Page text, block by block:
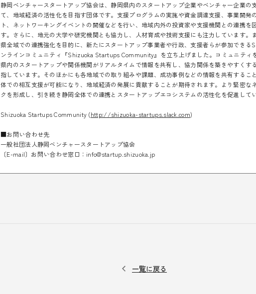
静岡ベンチャースタートアップ協会は、静岡県内のスタートアップ企業やベンチャー企業の
て、地域経済の活性化を目指す団体です。支援プログラムの実施や資金調達支援、事業開発
ト、ネットワーキングイベントの開催などを行い、地域内外の投資家や支援機関との連携を
す。さらに、地元の大学や研究機関とも協力し、人材育成や技術支援にも注力しています。
県全域での連携強化を目的に、新たにスタートアップ事業者や行政、支援者らが参加できる
ンラインコミュニティ『Shizuoka Startups Community』を立ち上げました。コミュニティ
県内のスタートアップや関係機関がリアルタイムで情報を共有し、協力関係を築きやすくす
指しています。そのほかにも各地域での取り組みや課題、成功事例などの情報を共有するこ
体での相互支援が可能になり、地域経済の発展に貢献することが期待されます。より緊密な
クを形成し、引き続き静岡全体での連携とスタートアップエコシステムの活性化を促進して
Shizuoka Startups Community (http://shizuoka-startups.slack.com)
■お問い合わせ先
一般社団法人静岡ベンチャースタートアップ協会
〔E-mail〕お問い合わせ窓口：info@startup.shizuoka.jp
一覧に戻る